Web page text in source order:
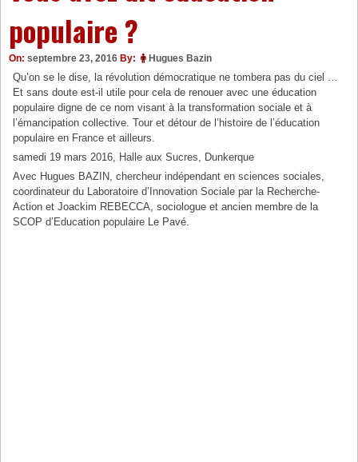
populaire ?
On: septembre 23, 2016 By: Hugues Bazin
Qu’on se le dise, la révolution démocratique ne tombera pas du ciel …
Et sans doute est-il utile pour cela de renouer avec une éducation
populaire digne de ce nom visant à la transformation sociale et à
l’émancipation collective. Tour et détour de l’histoire de l’éducation
populaire en France et ailleurs.
samedi 19 mars 2016, Halle aux Sucres, Dunkerque
Avec Hugues BAZIN, chercheur indépendant en sciences sociales,
coordinateur du Laboratoire d’Innovation Sociale par la Recherche-
Action et Joackim REBECCA, sociologue et ancien membre de la
SCOP d’Education populaire Le Pavé.